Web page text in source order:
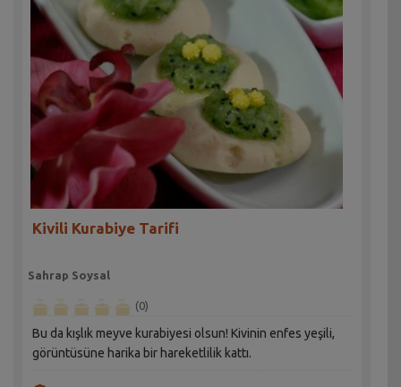
Kivili Kurabiye Tarifi
Sahrap Soysal
(0)
Bu da kışlık meyve kurabiyesi olsun! Kivinin enfes yeşili,
görüntüsüne harika bir hareketlilik kattı.